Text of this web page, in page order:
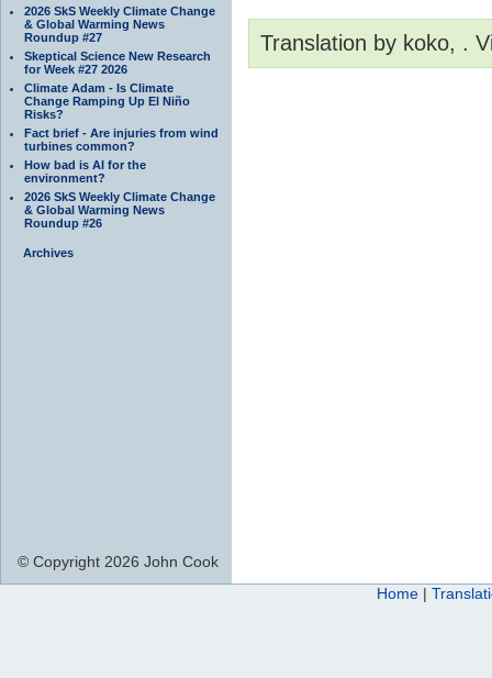
2026 SkS Weekly Climate Change
& Global Warming News
Roundup #27
Skeptical Science New Research
for Week #27 2026
Climate Adam - Is Climate
Change Ramping Up El Niño
Risks?
Fact brief - Are injuries from wind
turbines common?
How bad is AI for the
environment?
2026 SkS Weekly Climate Change
& Global Warming News
Roundup #26
Archives
Translation by koko, .
© Copyright 2026 John Cook
Home |